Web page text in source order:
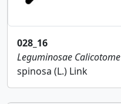
028_16
Leguminosae Calicotome
spinosa (L.) Link